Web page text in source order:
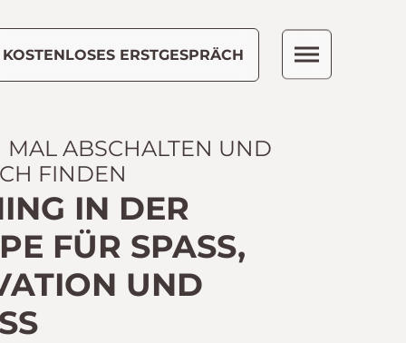
KOSTENLOSES ERSTGESPRÄCH
IN DER
FÜR SPASS, M
UND F
MAL ABSCHALTEN UND
FINDEN